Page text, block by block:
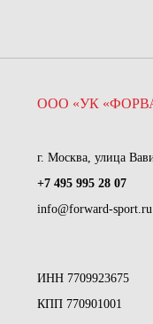
ООО «УК
г. Москва, улица
+7 495 995 28 07
info@forward-sport.ru
ИНН 7709923675
КПП 770901001